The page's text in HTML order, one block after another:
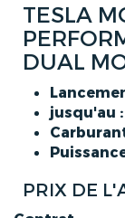
TESLA
DUAL
jusqu'au :
PRIX DE